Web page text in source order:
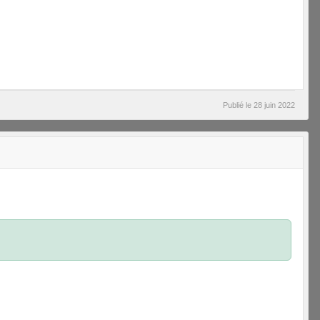
Publié le 28 juin 2022